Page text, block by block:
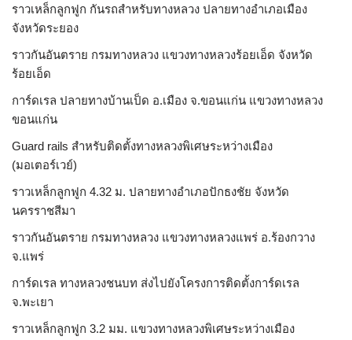
ราวเหล็กลูกฟูก กันรถสําหรับทางหลวง ปลายทางอำเภอเมือง
จังหวัดระยอง
ราวกันอันตราย กรมทางหลวง แขวงทางหลวงร้อยเอ็ด จังหวัด
ร้อยเอ็ด
การ์ดเรล ปลายทางบ้านเป็ด อ.เมือง จ.ขอนแก่น แขวงทางหลวง
ขอนแก่น
Guard rails สำหรับติดตั้งทางหลวงพิเศษระหว่างเมือง
(มอเตอร์เวย์)
ราวเหล็กลูกฟูก 4.32 ม. ปลายทางอำเภอปักธงชัย จังหวัด
นครราชสีมา
ราวกันอันตราย กรมทางหลวง แขวงทางหลวงแพร่ อ.ร้องกวาง
จ.แพร่
การ์ดเรล ทางหลวงชนบท ส่งไปยังโครงการติดตั้งการ์ดเรล
จ.พะเยา
ราวเหล็กลูกฟูก 3.2 มม. แขวงทางหลวงพิเศษระหว่างเมือง